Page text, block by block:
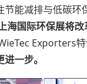
节能减排与低碳环
海国际环保展将改
Exporters
一步。